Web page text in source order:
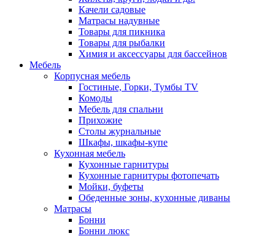
Качели садовые
Матрасы надувные
Товары для пикника
Товары для рыбалки
Химия и аксессуары для бассейнов
Мебель
Корпусная мебель
Гостиные, Горки, Тумбы TV
Комоды
Мебель для спальни
Прихожие
Столы журнальные
Шкафы, шкафы-купе
Кухонная мебель
Кухонные гарнитуры
Кухонные гарнитуры фотопечать
Мойки, буфеты
Обеденные зоны, кухонные диваны
Матрасы
Бонни
Бонни люкс